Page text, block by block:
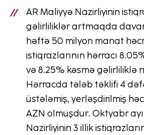
AR Maliyyə Nazirliyinin
gəlirliliklər artmaqda
həftə 50 milyon manat
istiqrazlarının hərracı
və 8.25% kəsmə gəlirliliklə
Hərracda tələb təklifi 4
üstələmiş, yerləşdirilmiş
AZN olmuşdur. Oktyabr
Nazirliyinin 3 illik